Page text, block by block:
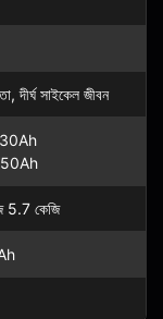
দীর্ঘ সাইকেল জীবন
5.7 কেজি